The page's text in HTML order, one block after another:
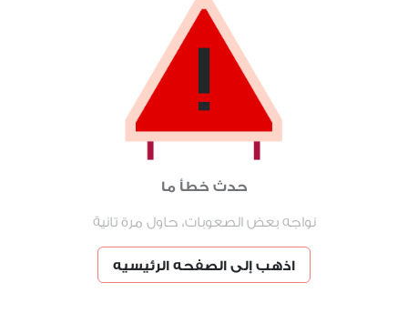
حدث خطأ ما
نواجه بعض الصعوبات، حاول مرة تانية
اذهب إلى الصفحه الرئيسيه